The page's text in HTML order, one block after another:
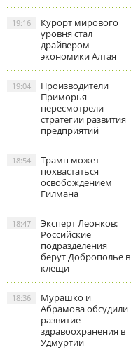
Курорт мирового
уровня стал
драйвером
экономики Алтая
19:16
Производители
Приморья
пересмотрели
стратегии развития
предприятий
19:04
Трамп может
похвастаться
освобождением
Гилмана
18:54
Эксперт Леонков:
Российские
подразделения
берут Доброполье в
клещи
18:47
Мурашко и
Абрамова обсудили
развитие
здравоохранения в
Удмуртии
18:36